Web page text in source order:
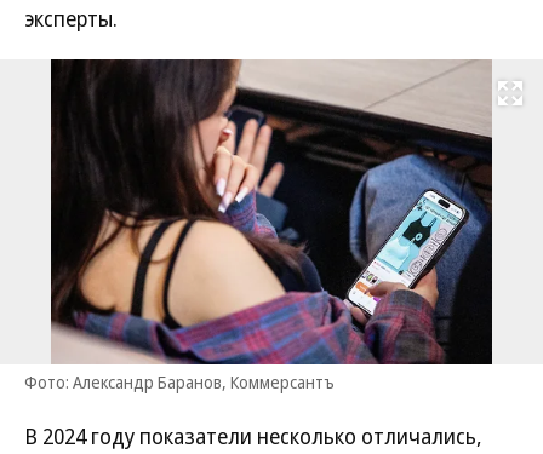
эксперты.
Развернуть
Фото: Александр Баранов, Коммерсантъ
В 2024 году показатели несколько отличались,